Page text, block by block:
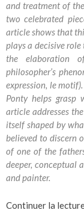
and treatment of
two celebrated
article shows that
plays a decisive
the elaboration
philosopher’s
expression, le
Ponty helps grasp
article addresses
itself shaped by
believed to discern
of one of the
deeper, conceptual
and painter.
Continuer la